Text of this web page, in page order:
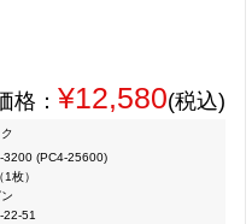
格： ¥12,580(税込)
3200 (PC4-25600)
枚）
22-51